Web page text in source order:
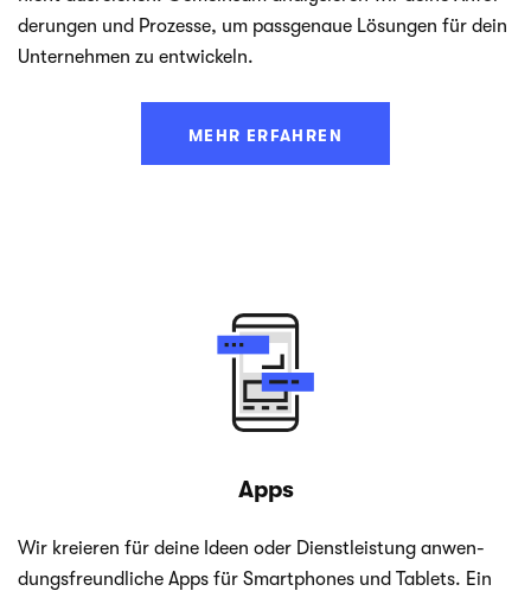
de­run­gen und Pro­zesse, um pass­ge­naue Lösun­gen für dein
Unter­neh­men zu entwickeln.
MEHR ERFAHREN
Apps
Wir kre­ieren für deine Ideen oder Dienst­leis­tung anwen­
dungs­freund­li­che Apps für Smart­phones und Tablets. Ein